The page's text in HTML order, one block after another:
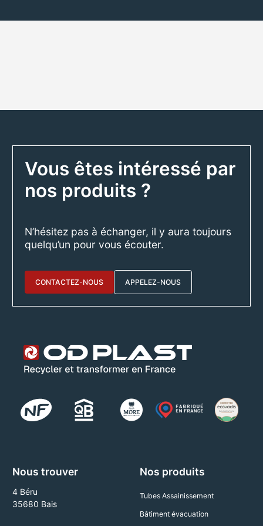
Vous êtes intéressé par
nos produits ?
N’hésitez pas à échanger, il y aura toujours
quelqu’un pour vous écouter.
CONTACTEZ-NOUS APPELEZ-NOUS
Nous trouver
4 Béru
35680 Bais
Nos produits
Tubes Assainissement
Bâtiment évacuation